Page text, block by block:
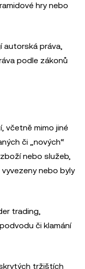
hry nebo
autorská práva,
podle zákonů
včetně mimo jiné
či „nových“
nebo služeb,
nebo byly
trading,
či klamání
tržištích